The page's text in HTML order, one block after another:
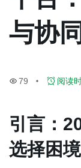
与协同
79 阅读
引言：
选择困境